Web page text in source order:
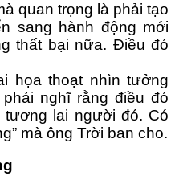
quan trọng là phải tạo
sang hành động mới
thất bại nữa. Điều đó
họa thoạt nhìn tưởng
nghĩ rằng điều đó
lai người đó. Có
mà ông Trời ban cho.